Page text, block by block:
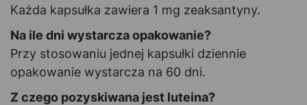
Każda kapsułka zawiera 1 mg zeaksantyny.
Na ile dni wystarcza opakowanie?
Przy stosowaniu jednej kapsułki dziennie
opakowanie wystarcza na 60 dni.
Z czego pozyskiwana jest luteina?